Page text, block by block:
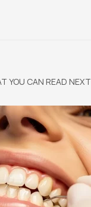
YOU CAN READ NEXT